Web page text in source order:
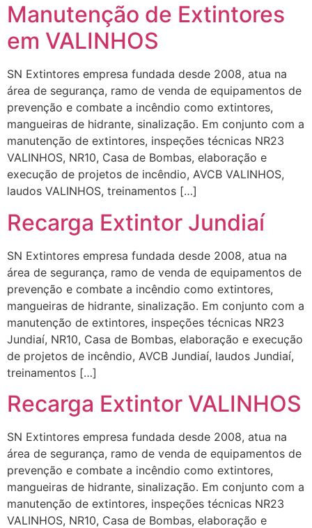
Manutenção de Extintores
em VALINHOS
SN Extintores empresa fundada desde 2008, atua na
área de segurança, ramo de venda de equipamentos de
prevenção e combate a incêndio como extintores,
mangueiras de hidrante, sinalização. Em conjunto com a
manutenção de extintores, inspeções técnicas NR23
VALINHOS, NR10, Casa de Bombas, elaboração e
execução de projetos de incêndio, AVCB VALINHOS,
laudos VALINHOS, treinamentos […]
Recarga Extintor Jundiaí
SN Extintores empresa fundada desde 2008, atua na
área de segurança, ramo de venda de equipamentos de
prevenção e combate a incêndio como extintores,
mangueiras de hidrante, sinalização. Em conjunto com a
manutenção de extintores, inspeções técnicas NR23
Jundiaí, NR10, Casa de Bombas, elaboração e execução
de projetos de incêndio, AVCB Jundiaí, laudos Jundiaí,
treinamentos […]
Recarga Extintor VALINHOS
SN Extintores empresa fundada desde 2008, atua na
área de segurança, ramo de venda de equipamentos de
prevenção e combate a incêndio como extintores,
mangueiras de hidrante, sinalização. Em conjunto com a
manutenção de extintores, inspeções técnicas NR23
VALINHOS, NR10, Casa de Bombas, elaboração e